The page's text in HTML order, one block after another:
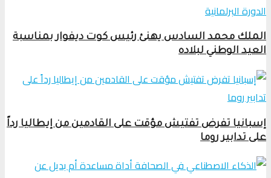
الملك محمد السادس يهنئ رئيس كوت ديفوار بمناسبة
العيد الوطني لبلاده
إسبانيا تفرض تفتيش مؤقت على القادمين من إيطاليا رداً
على تدابير روما